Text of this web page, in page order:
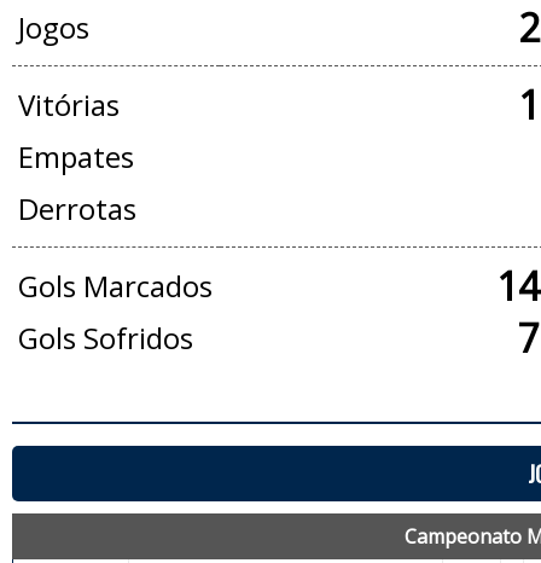
Jogos
Vitórias
Empates
Derrotas
Gols Marcados
Gols Sofridos
Campeonato